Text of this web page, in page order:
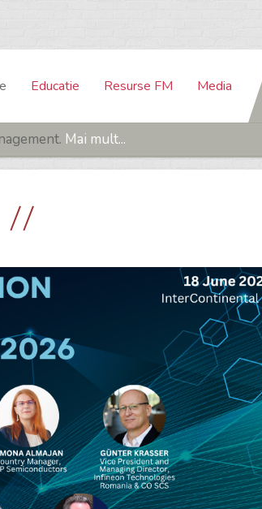
Educatie Resurse FM Media
Mai mult...